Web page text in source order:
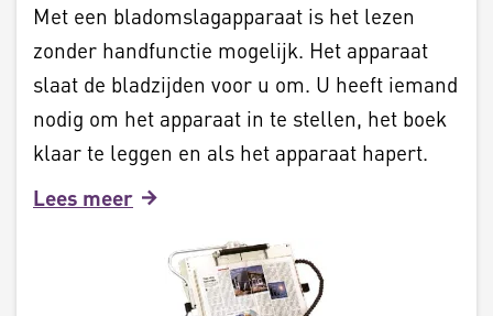
Met een bladomslagapparaat is het lezen
zonder handfunctie mogelijk. Het apparaat
slaat de bladzijden voor u om. U heeft iemand
nodig om het apparaat in te stellen, het boek
klaar te leggen en als het apparaat hapert.
Lees meer